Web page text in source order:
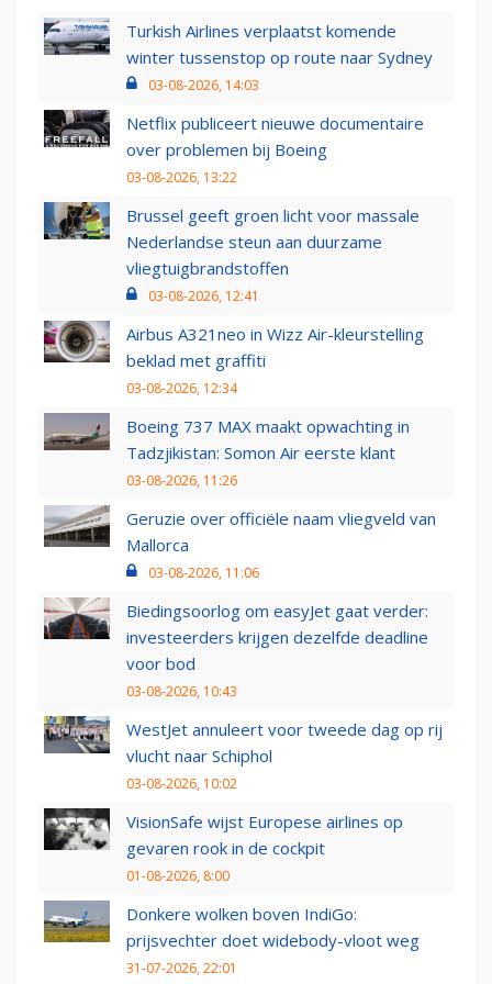
Turkish Airlines verplaatst komende
winter tussenstop op route naar Sydney
03-08-2026, 14:03
Netflix publiceert nieuwe documentaire
over problemen bij Boeing
03-08-2026, 13:22
Brussel geeft groen licht voor massale
Nederlandse steun aan duurzame
vliegtuigbrandstoffen
03-08-2026, 12:41
Airbus A321neo in Wizz Air-kleurstelling
beklad met graffiti
03-08-2026, 12:34
Boeing 737 MAX maakt opwachting in
Tadzjikistan: Somon Air eerste klant
03-08-2026, 11:26
Geruzie over officiële naam vliegveld van
Mallorca
03-08-2026, 11:06
Biedingsoorlog om easyJet gaat verder:
investeerders krijgen dezelfde deadline
voor bod
03-08-2026, 10:43
WestJet annuleert voor tweede dag op rij
vlucht naar Schiphol
03-08-2026, 10:02
VisionSafe wijst Europese airlines op
gevaren rook in de cockpit
01-08-2026, 8:00
Donkere wolken boven IndiGo:
prijsvechter doet widebody-vloot weg
31-07-2026, 22:01